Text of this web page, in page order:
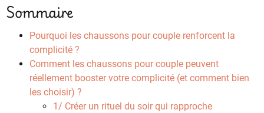
Sommaire
Pourquoi les chaussons pour couple renforcent la
complicité ?
Comment les chaussons pour couple peuvent
réellement booster votre complicité (et comment bien
les choisir) ?
1/ Créer un rituel du soir qui rapproche